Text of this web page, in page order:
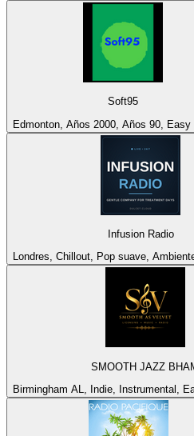
Soft95
Edmonton, Años 2000, Años 90, Easy
Infusion Radio
Londres, Chillout, Pop suave,
SMOOTH JAZZ
Birmingham AL, Indie, Instrumental,